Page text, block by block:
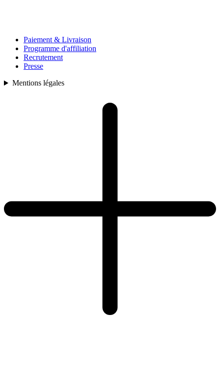
Paiement & Livraison
Programme d'affiliation
Recrutement
Presse
Mentions légales